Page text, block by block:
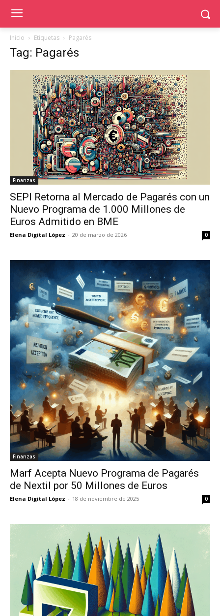
Inicio Etiquetas Pagarés
Tag: Pagarés
Finanzas
SEPI Retorna al Mercado de Pagarés con un
Nuevo Programa de 1.000 Millones de
Euros Admitido en BME
Elena Digital López - 20 de marzo de 2026 0
Finanzas
Marf Acepta Nuevo Programa de Pagarés
de Nextil por 50 Millones de Euros
Elena Digital López - 18 de noviembre de 2025 0